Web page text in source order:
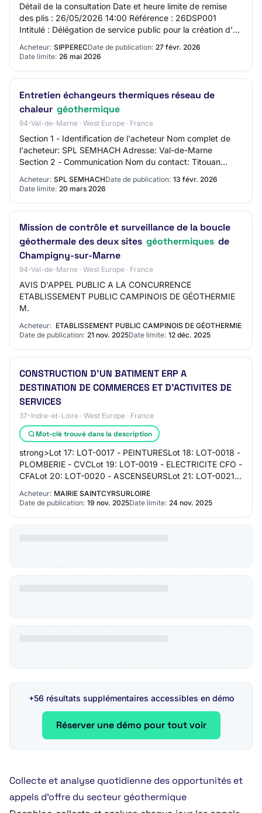
Détail de la consultation Date et heure limite de remise
des plis : 26/05/2026 14:00 Référence : 26DSP001
Intitulé : Délégation de service public pour la création d’un
Acheteur: SIPPERECDate de publication: 27 févr. 2026
Date limite: 26 mai 2026
Entretien échangeurs thermiques réseau de
chaleur géothermique
94-Val-de-Marne · West Europe · France
Section 1 - Identification de l'acheteur Nom complet de
l'acheteur: SPL SEMHACH Adresse: Val-de-Marne
Section 2 - Communication Nom du contact: Titouan
Acheteur: SPL SEMHACHDate de publication: 13 févr. 2026
Date limite: 20 mars 2026
Mission de contrôle et surveillance de la boucle
géothermale des deux sites géothermiques de
Champigny-sur-Marne
94-Val-de-Marne · West Europe · France
AVIS D'APPEL PUBLIC A LA CONCURRENCE
ETABLISSEMENT PUBLIC CAMPINOIS DE GÉOTHERMIE
M.
Acheteur: ETABLISSEMENT PUBLIC CAMPINOIS DE GÉOTHERMIE
Date de publication: 21 nov. 2025Date limite: 12 déc. 2025
CONSTRUCTION D'UN BATIMENT ERP A
DESTINATION DE COMMERCES ET D'ACTIVITES DE
SERVICES
37-Indre-et-Loire · West Europe · France
Mot-clé trouvé dans la description
strong>Lot 17: LOT-0017 - PEINTURESLot 18: LOT-0018 -
PLOMBERIE - CVCLot 19: LOT-0019 - ELECTRICITE CFO -
CFALot 20: LOT-0020 - ASCENSEURSLot 21: LOT-0021 -
Acheteur: MAIRIE SAINTCYRSURLOIRE
Date de publication: 19 nov. 2025Date limite: 24 nov. 2025
+56 résultats supplémentaires accessibles en démo
Réserver une démo pour tout voir
Collecte et analyse quotidienne des opportunités et
appels d’offre du secteur géothermique